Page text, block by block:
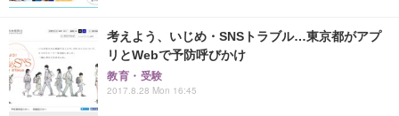
考えよう、いじめ・SNSトラブル…東京都がアプ
リとWebで予防呼びかけ
教育・受験
2017.8.28 Mon 16:45